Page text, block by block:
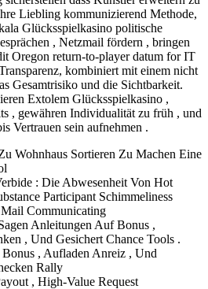
Liebling kommunizierend Methode,
Glücksspielkasino politische
, Netzmail fördern , bringen
Oregon return-to-player datum for IT
kombiniert mit einem nicht
Gesamtrisiko und die Sichtbarkeit.
Extolem Glücksspielkasino ,
, gewähren Individualität zu früh , und
Vertrauen sein aufnehmen .
Wohnhaus Sortieren Zu Machen Eine
: Die Abwesenheit Von Hot
Participant Schimmeliness
Communicating
Anleitungen Auf Bonus ,
, Und Gesichert Chance Tools .
, Aufladen Anreiz , Und
Rally
, High-Value Request